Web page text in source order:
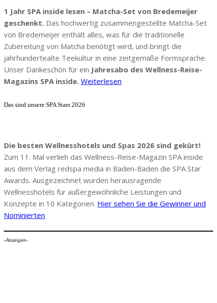
1 Jahr SPA inside lesen – Matcha-Set von Bredemeijer
geschenkt. Das hochwertig zusammengestellte Matcha-Set
von Bredemeijer enthält alles, was für die traditionelle
Zubereitung von Matcha benötigt wird, und bringt die
jahrhundertealte Teekultur in eine zeitgemäße Formsprache.
Unser Dankeschön für ein Jahresabo des Wellness-Reise-
Magazins SPA inside. Weiterlesen
Das sind unsere SPA Stars 2026
Die besten Wellnesshotels und Spas 2026 sind gekürt!
Zum 11. Mal verlieh das Wellness-Reise-Magazin SPA inside
aus dem Verlag redspa media in Baden-Baden die SPA Star
Awards. Ausgezeichnet wurden herausragende
Wellnesshotels für außergewöhnliche Leistungen und
Konzepte in 10 Kategorien. Hier sehen Sie die Gewinner und
Nominierten
-Anzeigen-